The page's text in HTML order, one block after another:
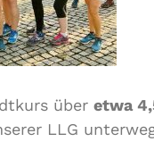
über etwa
LLG